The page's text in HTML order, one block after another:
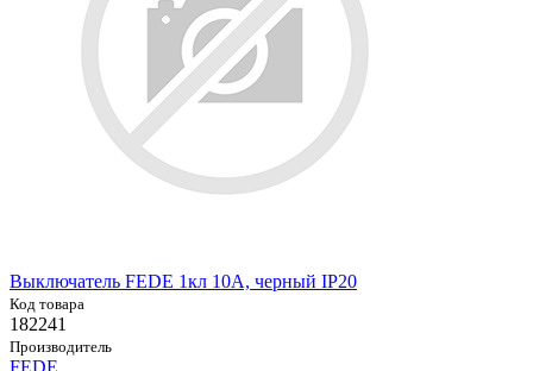
Выключатель FEDE 1кл 10А, черный IP20
Код товара
182241
Производитель
FEDE